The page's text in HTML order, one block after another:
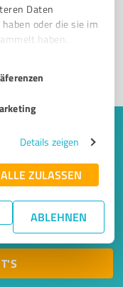
Daten
oder die sie im
haben.
Details zeigen
ALLE ZULASSEN
ABLEHNEN
und E-
aus einem
Dienstleister weiter.